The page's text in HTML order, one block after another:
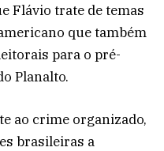
Flávio trate de temas
que também
para o pré-
Planalto.
ao crime organizado,
brasileiras a